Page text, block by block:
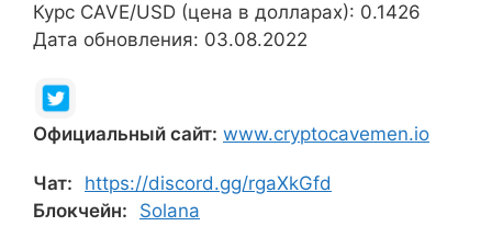
Курс CAVE/USD (цена в долларах): 0.1426
Дата обновления: 03.08.2022
Официальный сайт: www.cryptocavemen.io
Чат:
https://discord.gg/rgaXkGfd
Блокчейн:
Solana